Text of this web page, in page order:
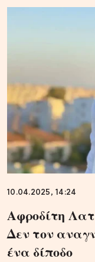
10.04.2025, 14:24
Αφροδίτη
Δεν τον
ένα δίποδο